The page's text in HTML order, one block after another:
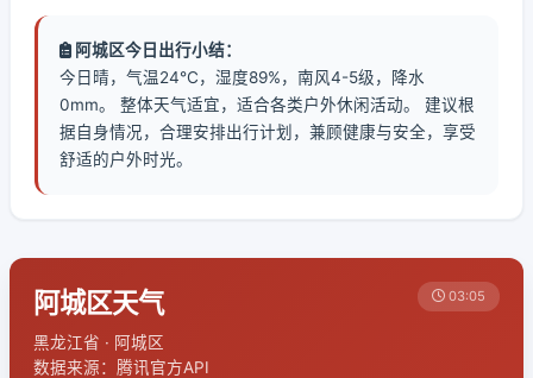
阿城区今日出行小结：
今日晴，气温24℃，湿度89%，南风4-5级，降水
0mm。 整体天气适宜，适合各类户外休闲活动。 建议根
据自身情况，合理安排出行计划，兼顾健康与安全，享受
舒适的户外时光。
阿城区天气
黑龙江省 · 阿城区
数据来源：腾讯官方API
03:05